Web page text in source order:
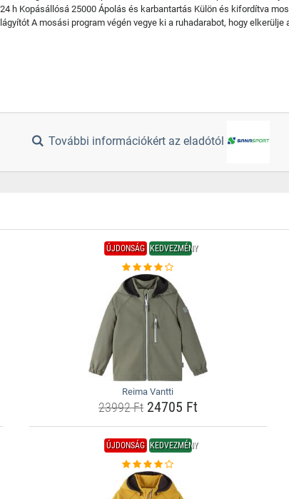
h Kopásállósá 25000 Ápolás és karbantartás Külön és kifordítva
A mosási program végén vegye ki a ruhadarabot, hogy
További információkért az eladótól
ÚJDONSÁG KEDVEZMÉNY
Reima Vantti
23992 Ft24705 Ft
ÚJDONSÁG KEDVEZMÉNY